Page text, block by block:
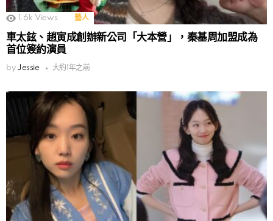
1.6k Views 藝人
車太鉉、趙寅成創辦新公司「大本營」，秦基周加盟成為
首位簽約演員
by Jessie 大約1年之前